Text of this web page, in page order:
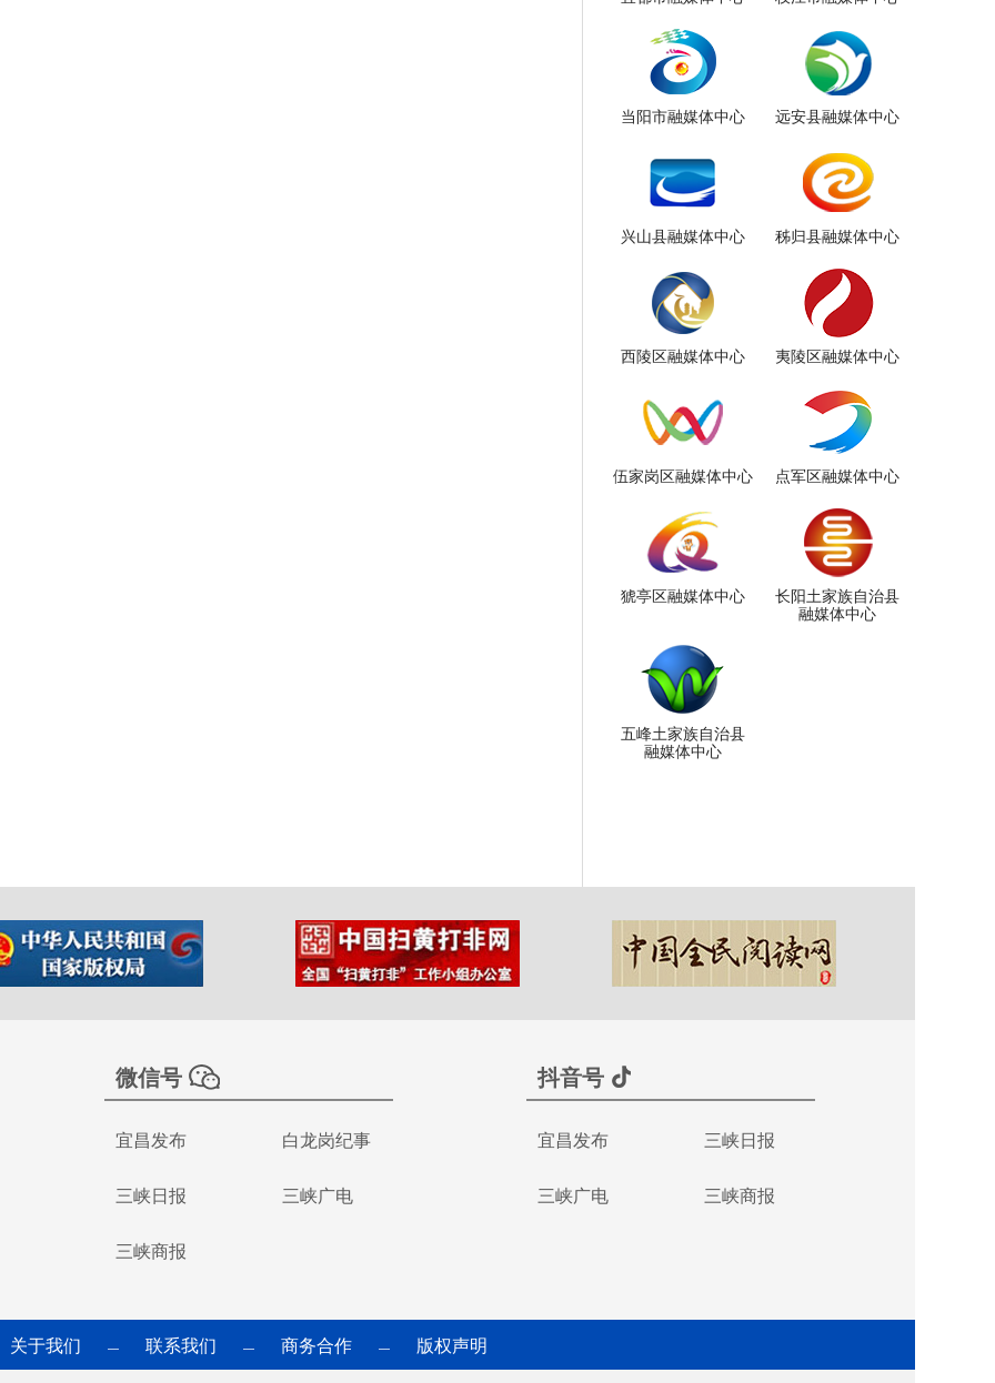
当阳市融媒体中心 远安县融媒体中心
兴山县融媒体中心 秭归县融媒体中心
西陵区融媒体中心 夷陵区融媒体中心
伍家岗区融媒体中心 点军区融媒体中心
猇亭区融媒体中心
长阳土家族自治县
融媒体中心
五峰土家族自治县
融媒体中心
微信号
宜昌发布 白龙岗纪事
三峡日报 三峡广电
三峡商报
抖音号
宜昌发布 三峡日报
三峡广电 三峡商报
关于我们 — 联系我们 — 商务合作 — 版权声明